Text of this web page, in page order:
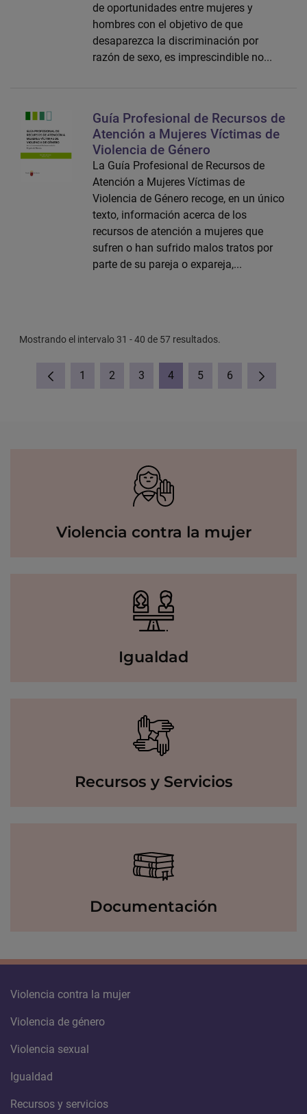
de oportunidades entre mujeres y
hombres con el objetivo de que
desaparezca la discriminación por
razón de sexo, es imprescindible no...
Guía Profesional de Recursos de
Atención a Mujeres Víctimas de
Violencia de Género
La Guía Profesional de Recursos de
Atención a Mujeres Víctimas de
Violencia de Género recoge, en un único
texto, información acerca de los
recursos de atención a mujeres que
sufren o han sufrido malos tratos por
parte de su pareja o expareja,...
Mostrando el intervalo 31 - 40 de 57 resultados.
Página
1
Página
2
Página
3
Página
4
Página
5
Página
6
Violencia contra la mujer
Igualdad
Recursos y Servicios
Documentación
Violencia contra la mujer
Violencia de género
Violencia sexual
Igualdad
Recursos y servicios